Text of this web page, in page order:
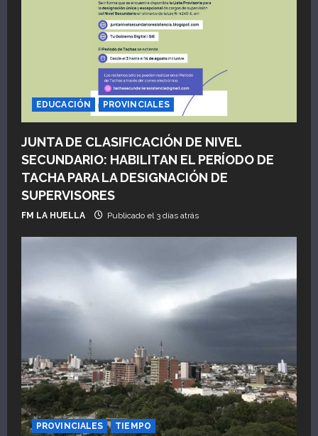
EDUCACIÓN PROVINCIALES
JUNTA DE CLASIFICACIÓN DE NIVEL
SECUNDARIO: HABILITAN EL PERÍODO DE
TACHA PARA LA DESIGNACIÓN DE
SUPERVISORES
FM LA HUELLA Publicado el 3 días atrás
PROVINCIALES TIEMPO